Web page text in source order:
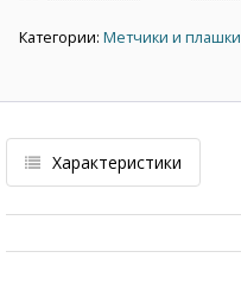
Категории: Метчики и плашки
Характеристики